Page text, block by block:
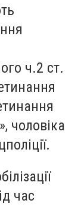
ч.2 ст.
чоловіка
час